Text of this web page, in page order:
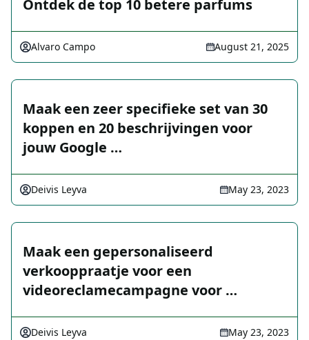
Ontdek de top 10 betere parfums
Alvaro Campo August 21, 2025
Maak een zeer specifieke set van 30
koppen en 20 beschrijvingen voor
jouw Google …
Deivis Leyva May 23, 2023
Maak een gepersonaliseerd
verkooppraatje voor een
videoreclamecampagne voor …
Deivis Leyva May 23, 2023